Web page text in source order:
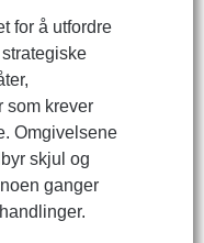
for å utfordre
som krever
Omgivelsene
skjul og
ganger